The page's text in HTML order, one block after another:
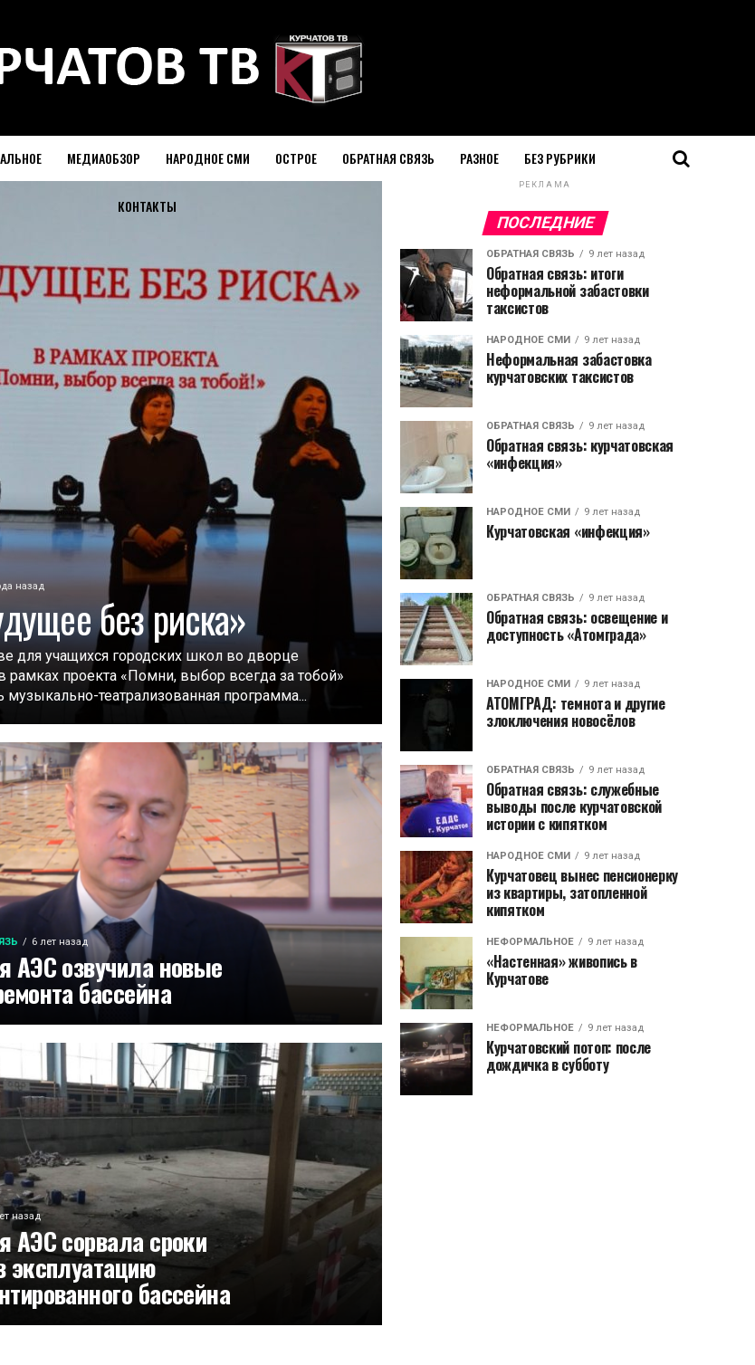
МЕДИАОБЗОР НАРОДНОЕ СМИ ОСТРОЕ ОБРАТНАЯ СВЯЗЬ РАЗНОЕ БЕЗ РУБРИКИ
КОНТАКТЫ
назад
без риска»
для учащихся городских школ во дворце
рамках проекта «Помни, выбор всегда за тобой»
музыкально-театрализованная программа...
6 лет назад
АЭС озвучила новые
бассейна
назад
АЭС сорвала сроки
эксплуатацию
бассейна
РЕКЛАМА
ПОСЛЕДНИЕ
ОБРАТНАЯ СВЯЗЬ 9 лет назад
Обратная связь: итоги
неформальной забастовки
таксистов
НАРОДНОЕ СМИ 9 лет назад
Неформальная забастовка
курчатовских таксистов
ОБРАТНАЯ СВЯЗЬ 9 лет назад
Обратная связь: курчатовская
«инфекция»
НАРОДНОЕ СМИ 9 лет назад
Курчатовская «инфекция»
ОБРАТНАЯ СВЯЗЬ 9 лет назад
Обратная связь: освещение и
доступность «Атомграда»
НАРОДНОЕ СМИ 9 лет назад
АТОМГРАД: темнота и другие
злоключения новосёлов
ОБРАТНАЯ СВЯЗЬ 9 лет назад
Обратная связь: служебные
выводы после курчатовской
истории с кипятком
НАРОДНОЕ СМИ 9 лет назад
Курчатовец вынес пенсионерку
из квартиры, затопленной
кипятком
НЕФОРМАЛЬНОЕ 9 лет назад
«Настенная» живопись в
Курчатове
НЕФОРМАЛЬНОЕ 9 лет назад
Курчатовский потоп: после
дождичка в субботу